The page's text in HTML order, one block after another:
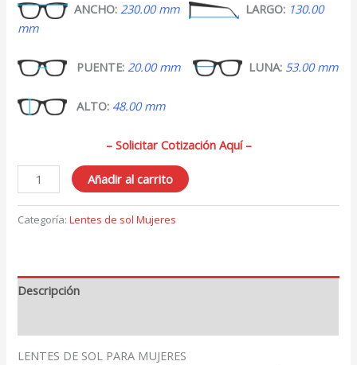
ANCHO: 230.00 mm LARGO: 130.00
mm
PUENTE: 20.00 mm LUNA: 53.00 mm
ALTO: 48.00 mm
– Solicitar Cotización Aquí –
Lentes
de
Sol
para
cantidad
Añadir al carrito
Categoría:Lentes de sol Mujeres
Descripción
LENTES DE SOL PARA MUJERES